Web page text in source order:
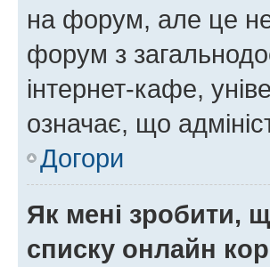
на форум, але це
форум з
інтернет-кафе,
означає, що
Догори
Як мені зробити,
списку онлайн